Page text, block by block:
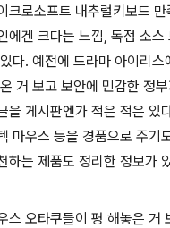
크로소프트 내추럴키보드 만
에겐 크다는 느낌, 독점 소스
다. 예전에 드라마 아이리스
거 보고 보안에 민감한 정
을 게시판엔가 적은 적은 있
마우스 등을 경품으로 주기
하는 제품도 정리한 정보가
스 오타쿠들이 평 해놓은 거